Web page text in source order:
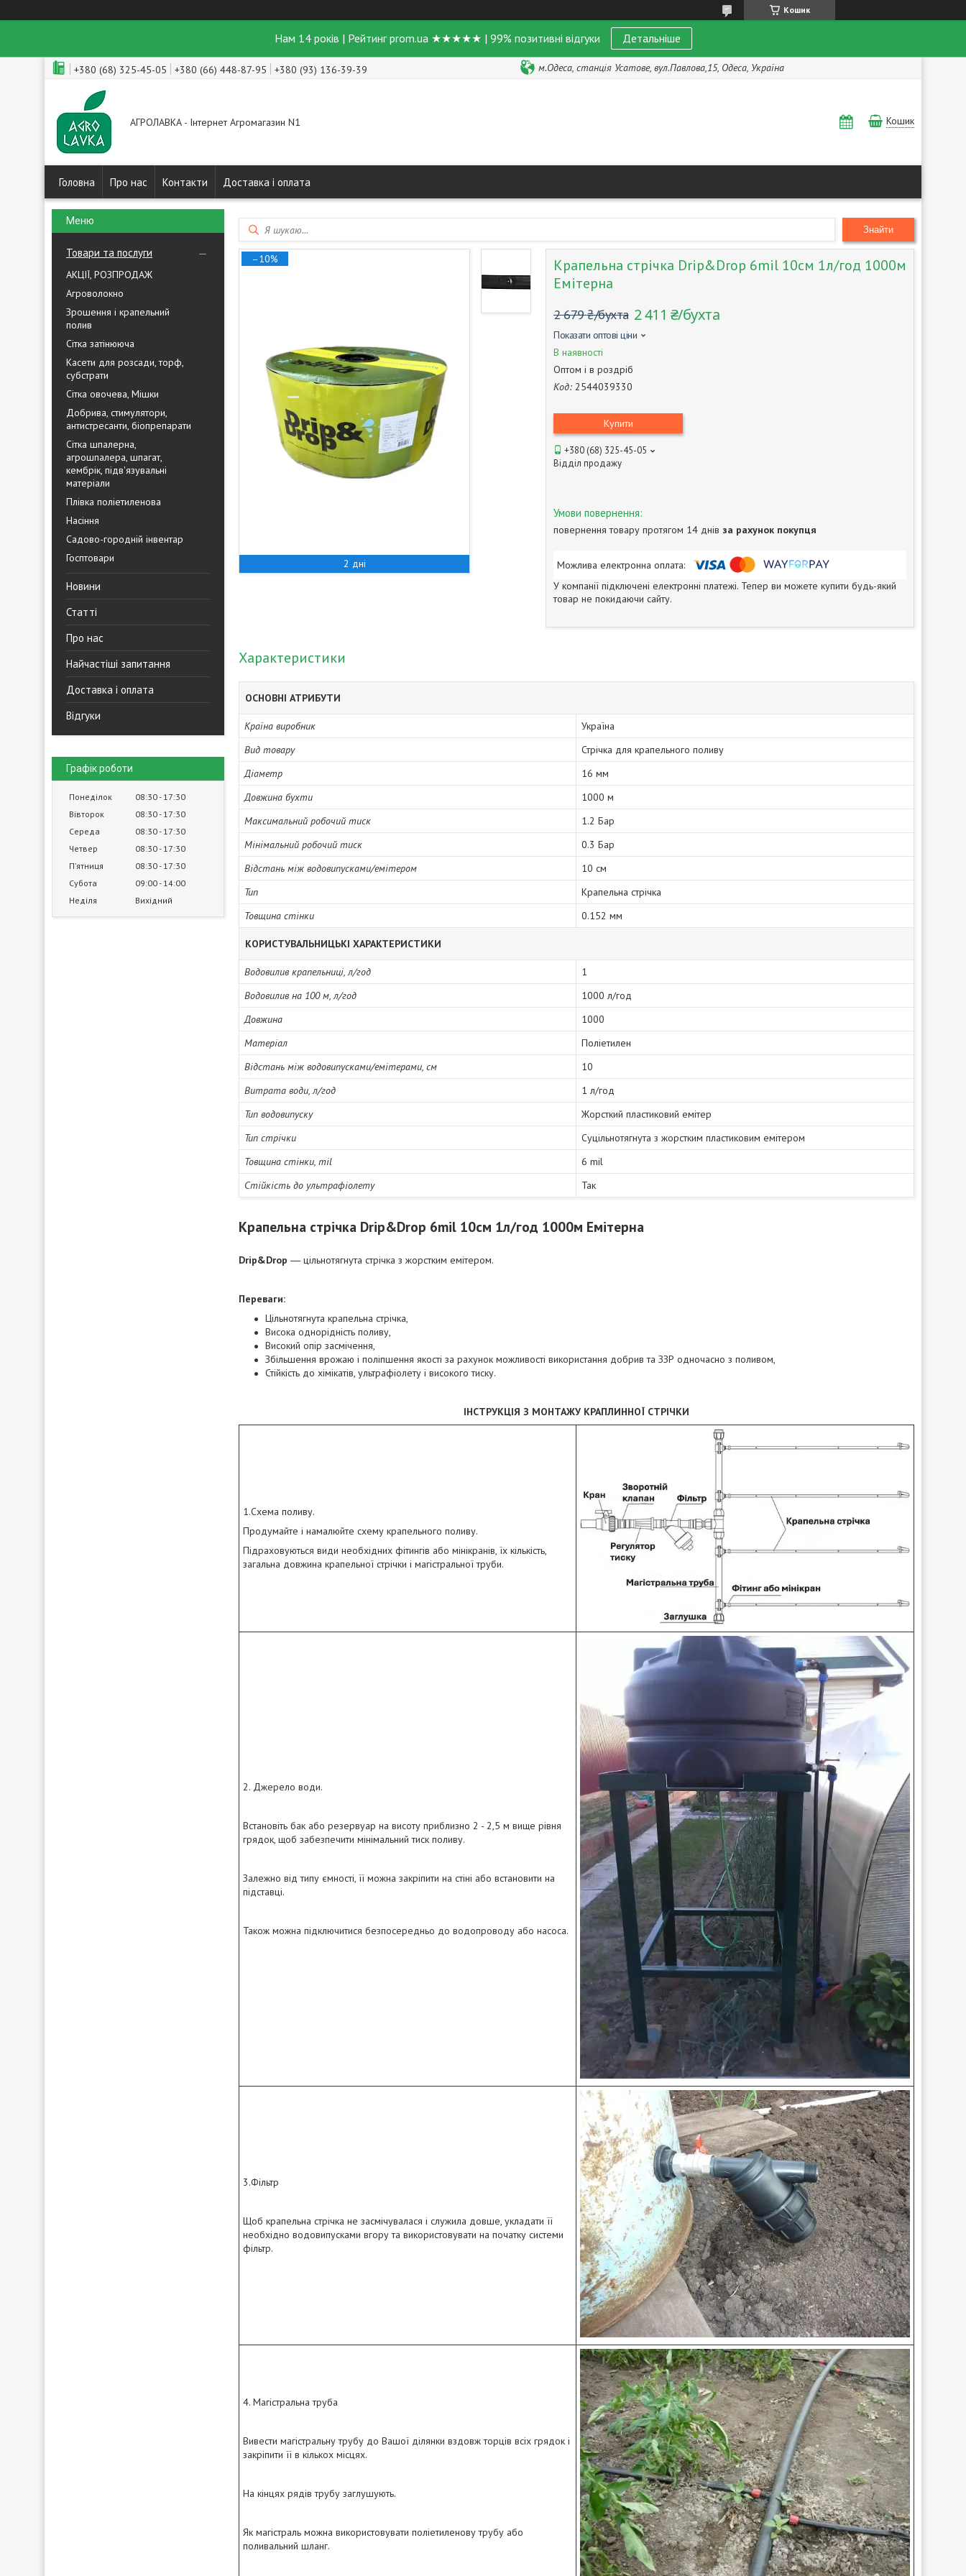
Кошик
Нам 14 років | Рейтинг prom.ua ★★★★★ | 99% позитивні відгуки Детальніше
+380 (68) 325-45-05 +380 (66) 448-87-95 +380 (93) 136-39-39 м.Одеса, станція Усатове, вул.Павлова,15, Одеса, Україна
АГРОЛАВКА - Інтернет Агромагазин N1 Кошик
Головна Про нас Контакти Доставка і оплата
Товари та послуги
АКЦІЇ, РОЗПРОДАЖ
Агроволокно
Зрошення і крапельний
полив
Сітка затінююча
Касети для розсади, торф,
субстрати
Сітка овочева, Мішки
Добрива, стимулятори,
антистресанти, біопрепарати
Сітка шпалерна,
агрошпалера, шпагат,
кембрік, підв'язувальні
матеріали
Плівка поліетиленова
Насіння
Садово-городній інвентар
Госптовари
Новини
Статті
Про нас
Найчастіші запитання
Доставка і оплата
Відгуки
Графік роботи
Понеділок 08:30 17:30
Вівторок
08:30 17:30
Середа
08:30 17:30
Четвер
08:30 17:30
Пʼятниця
08:30 17:30
Субота
09:00 14:00
Неділя
Вихідний
Знайти
–10%
2 дні
Крапельна стрічка Drip&Drop 6mil 10см 1л/год 1000м
Емітерна
2 679 ₴/бухта 2 411 ₴/бухта
Показати оптові ціни
В наявності
Оптом і в роздріб
Код: 2544039330
Купити
+380 (68) 325-45-05
Відділ продажу
повернення товару протягом 14 днів за рахунок покупця
У компанії підключені електронні платежі. Тепер ви можете купити будь-який
товар не покидаючи сайту.
Характеристики
ОСНОВНІ АТРИБУТИ
Країна виробник
Україна
Вид товару
Стрічка для крапельного поливу
Діаметр
16 мм
Довжина бухти
1000 м
Максимальний робочий тиск
1.2 Бар
Мінімальний робочий тиск
0.3 Бар
Відстань між водовипусками/емітером
10 см
Тип
Крапельна стрічка
Товщина стінки
0.152 мм
КОРИСТУВАЛЬНИЦЬКІ ХАРАКТЕРИСТИКИ
Водовилив крапельниці, л/год
1
Водовилив на 100 м, л/год
1000 л/год
Довжина
1000
Матеріал
Поліетилен
Відстань між водовипусками/емітерами, см
10
Витрата води, л/год
1 л/год
Тип водовипуску
Жорсткий пластиковий емітер
Тип стрічки
Суцільнотягнута з жорстким пластиковим емітером
Товщина стінки, mil
6 mil
Стійкість до ультрафіолету
Так
Крапельна стрічка Drip&Drop 6mil 10см 1л/год 1000м Емітерна
Drip&Drop ― цільнотягнута стрічка з жорстким емітером.
Переваги:
Цільнотягнута крапельна стрічка,
Висока однорідність поливу,
Високий опір засмічення,
Збільшення врожаю і поліпшення якості за рахунок можливості використання добрив та ЗЗР одночасно з поливом,
Стійкість до хімікатів, ультрафіолету і високого тиску.
ІНСТРУКЦІЯ З МОНТАЖУ КРАПЛИННОЇ СТРІЧКИ
1.Схема поливу.
Продумайте і намалюйте схему крапельного поливу.
Підраховуються види необхідних фітингів або мінікранів, їх кількість,
загальна довжина крапельної стрічки і магістральної труби.
2. Джерело води.
Встановіть бак або резервуар на висоту приблизно 2 - 2,5 м вище рівня
грядок, щоб забезпечити мінімальний тиск поливу.
Залежно від типу ємності, її можна закріпити на стіні або встановити на
підставці.
Також можна підключитися безпосередньо до водопроводу або насоса.
3.Фільтр
Щоб крапельна стрічка не засмічувалася і служила довше, укладати її
необхідно водовипусками вгору та використовувати на початку системи
фільтр.
4. Магістральна труба
Вивести магістральну трубу до Вашої ділянки вздовж торців всіх грядок і
закріпити її в кількох місцях.
На кінцях рядів трубу заглушують.
Як магістраль можна використовувати поліетиленову трубу або
поливальний шланг.